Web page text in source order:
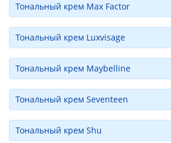
Тональный крем Max Factor
Тональный крем Luxvisage
Тональный крем Maybelline
Тональный крем Seventeen
Тональный крем Shu